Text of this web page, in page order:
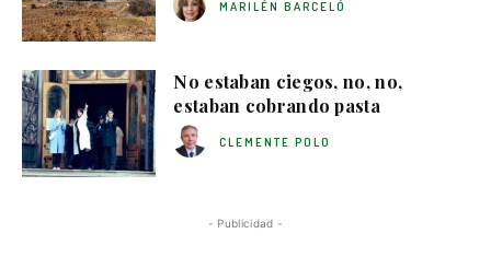
MARILÉN BARCELÓ
No estaban ciegos, no, no,
estaban cobrando pasta
CLEMENTE POLO
- Publicidad -